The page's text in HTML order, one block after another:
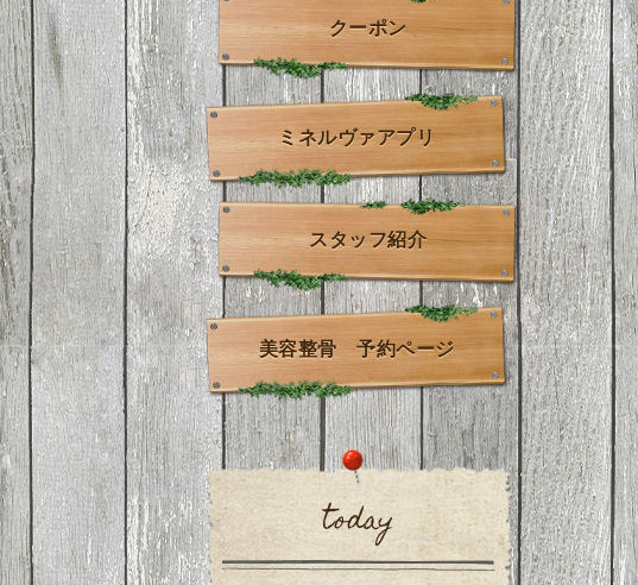
クーポン
ミネルヴァアプリ
スタッフ紹介
美容整骨 予約ページ
today